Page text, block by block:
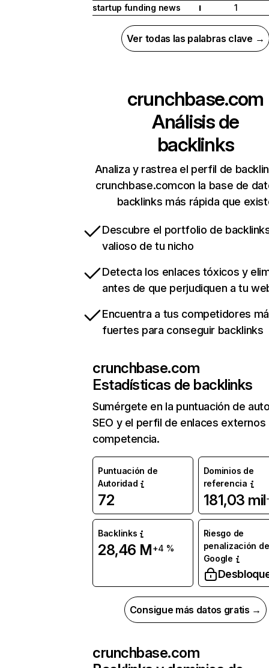
startup funding news
I 1
Ver todas las palabras clave →
crunchbase.com
Análisis de
backlinks
Analiza y rastrea el perfil de
crunchbase.comcon la base de
backlinks más rápida que
Descubre el portfolio de
valioso de tu nicho
Detecta los enlaces tóxicos y
antes de que perjudiquen a tu
Encuentra a tus competidores
fuertes para conseguir backlinks
crunchbase.com
Estadísticas de backlinks
Sumérgete en la puntuación de
SEO y el perfil de enlaces externos
competencia.
Puntuación de
Autoridad
72
Dominios de
referencia
181,03 mil
Backlinks
28,46 M+4 %
Riesgo de
penalización de
Google
Consigue más datos gratis →
crunchbase.com